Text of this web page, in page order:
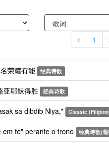
1
荣耀有能 经典诗歌
亚耶稣得胜 经典诗歌
sa dibdib Niya," Classic
fé" perante o trono 经典诗歌(